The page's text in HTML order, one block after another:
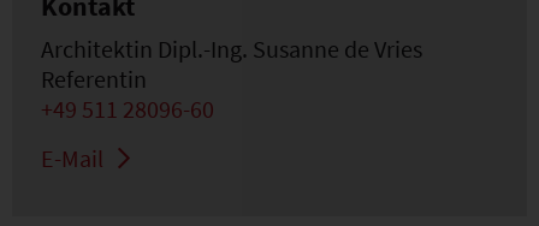
Architektin Dipl.-Ing. Susanne de Vries
Referentin
+49 511 28096-60
E-Mail